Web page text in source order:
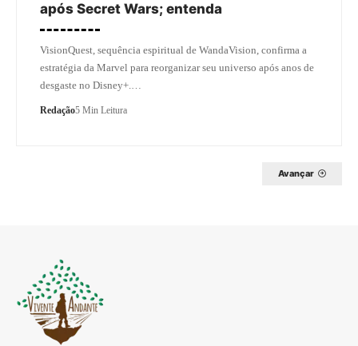
após Secret Wars; entenda
VisionQuest, sequência espiritual de WandaVision, confirma a
estratégia da Marvel para reorganizar seu universo após anos de
desgaste no Disney+.…
Redação5 Min Leitura
Avançar